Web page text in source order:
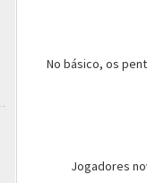
No básico, os
Jogadores